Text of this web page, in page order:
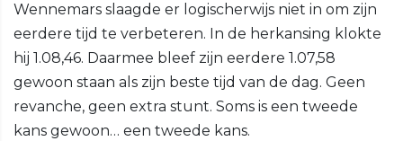
Wennemars slaagde er logischerwijs niet in om zijn
eerdere tijd te verbeteren. In de herkansing klokte
hij 1.08,46. Daarmee bleef zijn eerdere 1.07,58
gewoon staan als zijn beste tijd van de dag. Geen
revanche, geen extra stunt. Soms is een tweede
kans gewoon… een tweede kans.